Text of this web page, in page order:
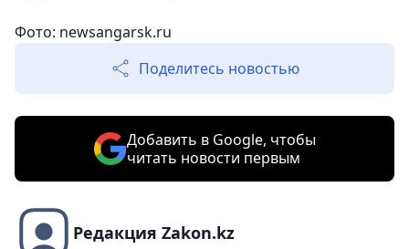
Фото: newsangarsk.ru
Поделитесь новостью
Добавить в Google, чтобы
читать новости первым
Редакция Zakon.kz